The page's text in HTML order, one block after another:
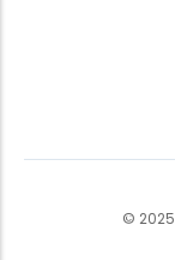
©